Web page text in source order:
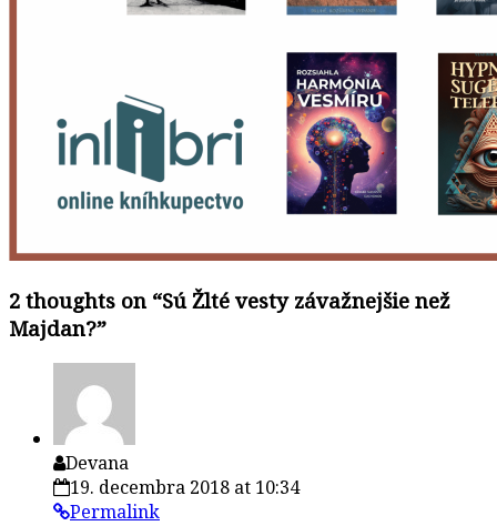
2 thoughts on “Sú Žlté vesty závažnejšie než
Majdan?”
Devana
19. decembra 2018 at 10:34
Permalink